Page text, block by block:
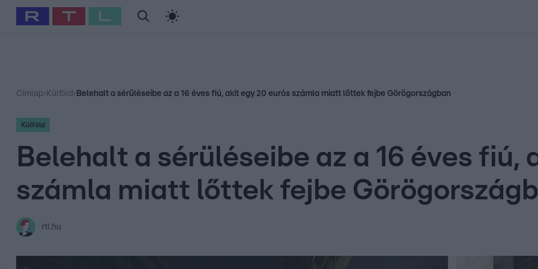
Babits Marcella Szellő István Most Wanted
Címlap› Külföld › Belehalt a sérüléseibe az a 16 éves fiú, akit egy 20 eurós számla miatt lőttek fejbe Görögországban
Külföld
Belehalt a sérüléseibe az a 16 éves fiú,
számla miatt lőttek fejbe
rtl.hu